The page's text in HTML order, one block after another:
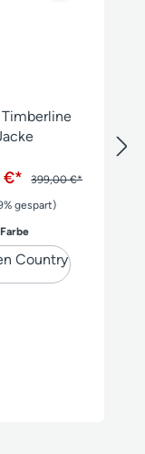
Timberline
€*
399,00 €*
gespart)
Farbeauswählen